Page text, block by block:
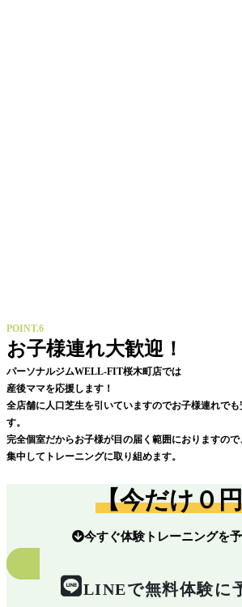
POINT.6
お子様連れ大歓迎！
パーソナルジムWELL-FIT桜木町店では
産後ママを応援します！
全店舗に人口芝生を引いていますのでお子様連れで
す。
完全個室だからお子様が目の届く範囲におりますので
集中してトレーニングに取り組めます。
【今だけ０
今すぐ体験トレーニングを
LINEで無料体験に